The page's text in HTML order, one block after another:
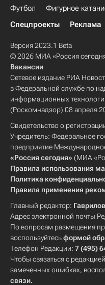
Футбол Фигурное
Спецпроекты
Реклама
Версия 2023.1 Beta
© 2026 МИА «Россия
Вакансии
Сетевое издание РИА
в Федеральной службе по
информационных
(Роскомнадзор) 08 апреля
Свидетельство о
Учредитель: Федеральное
предприятие
«Россия сегодня» (МИА
Правила использования
Политика
Правила применения
Главный редактор:
Адрес электронной почты
По вопросам размещения
воспользуйтесьформой
Телефон Редакции: 7 (495)
Чтобы связаться с
замеченных ошибках,
связи.